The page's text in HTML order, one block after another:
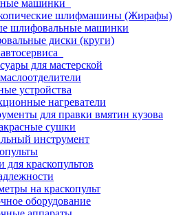
машинки
шлифмашины (Жирафы)
шлифовальные машинки
диски (круги)
для мастерской
устройства
нагреватели
для правки вмятин кузова
сушки
инструмент
краскопультов
на краскопульт
оборудование